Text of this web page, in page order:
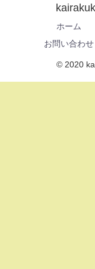
ホーム
お問い合わせ
© 2020